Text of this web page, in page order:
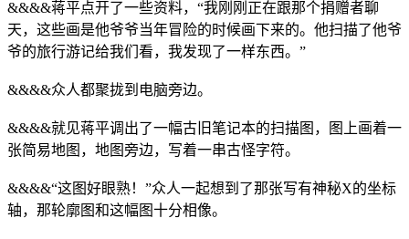
&&&&蒋平点开了一些资料，“我刚刚正在跟那个捐赠者聊
天，这些画是他爷爷当年冒险的时候画下来的。他扫描了他爷
爷的旅行游记给我们看，我发现了一样东西。”
&&&&众人都聚拢到电脑旁边。
&&&&就见蒋平调出了一幅古旧笔记本的扫描图，图上画着一
张简易地图，地图旁边，写着一串古怪字符。
&&&&“这图好眼熟！”众人一起想到了那张写有神秘X的坐标
轴，那轮廓图和这幅图十分相像。